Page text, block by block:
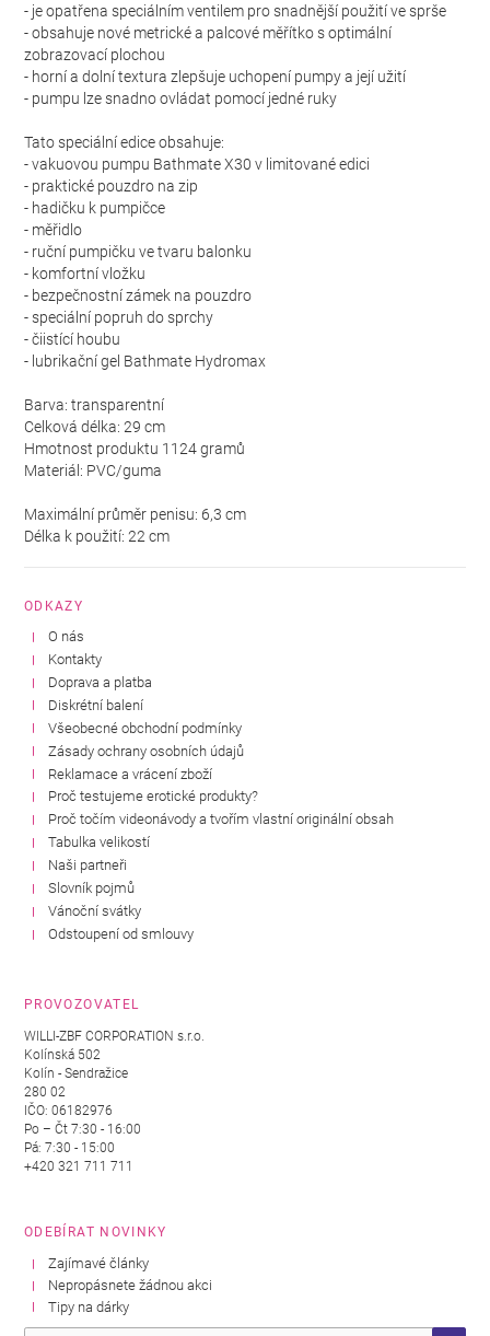
- je opatřena speciálním ventilem pro snadnější použití ve sprše
- obsahuje nové metrické a palcové měřítko s optimální
zobrazovací plochou
- horní a dolní textura zlepšuje uchopení pumpy a její užití
- pumpu lze snadno ovládat pomocí jedné ruky
Tato speciální edice obsahuje:
- vakuovou pumpu Bathmate X30 v limitované edici
- praktické pouzdro na zip
- hadičku k pumpičce
- měřidlo
- ruční pumpičku ve tvaru balonku
- komfortní vložku
- bezpečnostní zámek na pouzdro
- speciální popruh do sprchy
- čiistící houbu
- lubrikační gel Bathmate Hydromax
Barva: transparentní
Celková délka: 29 cm
Hmotnost produktu 1124 gramů
Materiál: PVC/guma
Maximální průměr penisu: 6,3 cm
Délka k použití: 22 cm
ODKAZY
O nás
Kontakty
Doprava a platba
Diskrétní balení
Všeobecné obchodní podmínky
Zásady ochrany osobních údajů
Reklamace a vrácení zboží
Proč testujeme erotické produkty?
Proč točím videonávody a tvořím vlastní originální obsah
Tabulka velikostí
Naši partneři
Slovník pojmů
Vánoční svátky
Odstoupení od smlouvy
PROVOZOVATEL
WILLI-ZBF CORPORATION s.r.o.
Kolínská 502
Kolín - Sendražice
280 02
IČO: 06182976
Po – Čt 7:30 - 16:00
Pá: 7:30 - 15:00
+420 321 711 711
ODEBÍRAT NOVINKY
Zajímavé články
Nepropásnete žádnou akci
Tipy na dárky